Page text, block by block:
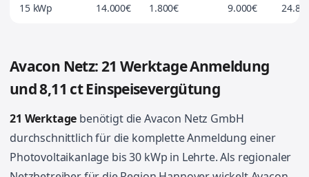
15 kWp 14.000€ 1.800€ 9.000€
Avacon Netz: 21 Werktage Anmeldung
und 8,11 ct Einspeisevergütung
21 Werktage benötigt die Avacon Netz GmbH
durchschnittlich für die komplette Anmeldung einer
Photovoltaikanlage bis 30 kWp in Lehrte. Als regionaler